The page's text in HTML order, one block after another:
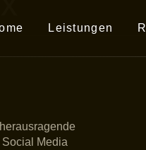
Leistungen
Media